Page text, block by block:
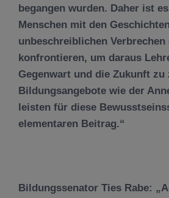
begangen wurden. Daher ist
Menschen mit den
unbeschreiblichen Verbrechen
konfrontieren, um daraus
Gegenwart und die Zukunft zu
Bildungsangebote wie der
leisten für diese
elementaren Beitrag.“
Bildungssenator Ties Rabe: